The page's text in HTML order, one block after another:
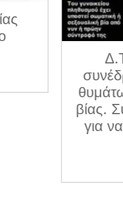
βίας.
για